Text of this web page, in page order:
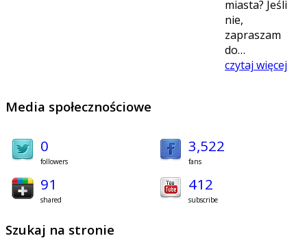
miasta? Jeśli
nie,
zapraszam
do…
czytaj więcej
Media społecznościowe
0
followers
3,522
fans
91
shared
412
subscribe
Szukaj na stronie